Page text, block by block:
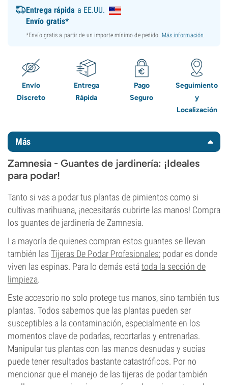
Entrega rápida a EE.UU.
Envío gratis*
*Envío gratis a partir de un importe mínimo de pedido. Más información
Envío
Discreto
Entrega
Rápida
Pago
Seguro
Seguimiento
y
Localización
Más
Zamnesia - Guantes de jardinería: ¡Ideales
para podar!
Tanto si vas a podar tus plantas de pimientos como si
cultivas marihuana, ¡necesitarás cubrirte las manos! Compra
los guantes de jardinería de Zamnesia.
La mayoría de quienes compran estos guantes se llevan
también las Tijeras De Podar Profesionales; podar es donde
viven las espinas. Para lo demás estátoda la sección de
limpieza.
Este accesorio no solo protege tus manos, sino también tus
plantas. Todos sabemos que las plantas pueden ser
susceptibles a la contaminación, especialmente en los
momentos clave de podarlas, recortarlas y entrenarlas.
Manipular tus plantas con las manos desnudas y sucias
puede tener resultados bastante catastróficos. Por no
mencionar que el manejo de las tijeras de podar también